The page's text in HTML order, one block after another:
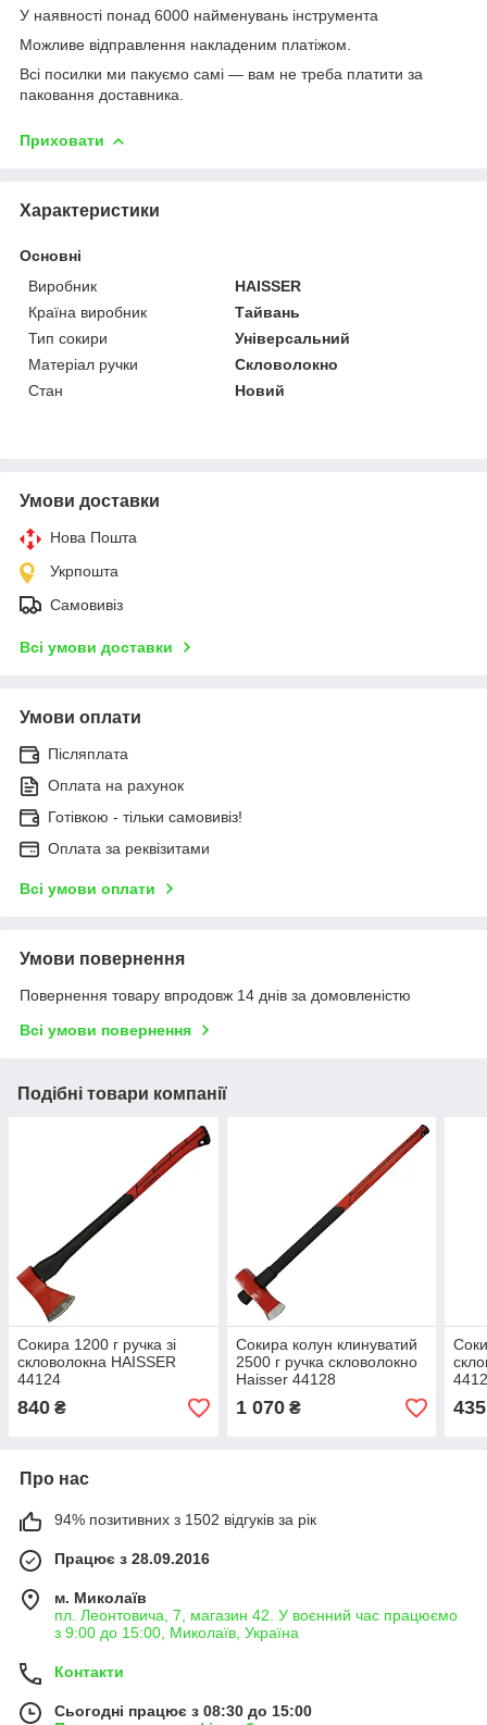
У наявності понад 6000 найменувань інструмента
Можливе відправлення накладеним платіжом.
Всі посилки ми пакуємо самі — вам не треба платити за
паковання доставника.
Приховати
Характеристики
Основні
Виробник
HAISSER
Країна виробник
Тайвань
Тип сокири
Універсальний
Матеріал ручки
Скловолокно
Стан
Новий
Умови доставки
Нова Пошта
Укрпошта
Самовивіз
Всі умови доставки
Умови оплати
Післяплата
Оплата на рахунок
Готівкою - тільки самовивіз!
Оплата за реквізитами
Всі умови оплати
Умови повернення
Повернення товару впродовж 14 днів за домовленістю
Всі умови повернення
Подібні товари компанії
Сокира 1200 г ручка зі
скловолокна HAISSER
44124
840 ₴
Сокира колун клинуватий
2500 г ручка скловолокно
Haisser 44128
1 070₴ 435
Про нас
94% позитивних з 1502 відгуків за рік
Працює з 28.09.2016
м. Миколаїв
пл. Леонтовича, 7, магазин 42. У воєнний час працюємо
з 9:00 до 15:00, Миколаїв, Україна
Контакти
Сьогодні працює з 08:30 до 15:00